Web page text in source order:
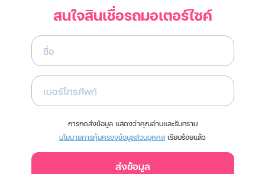
สนใจสินเชื่อรถมอเตอร์ไซค์
ชื่อ
เบอร์โทรศัพท์
การกดส่งข้อมูล แสดงว่าคุณอ่านและรับทราบ
นโยบายการคุ้มครองข้อมูลส่วนบุคคล เรียบร้อยแล้ว
ส่งข้อมูล